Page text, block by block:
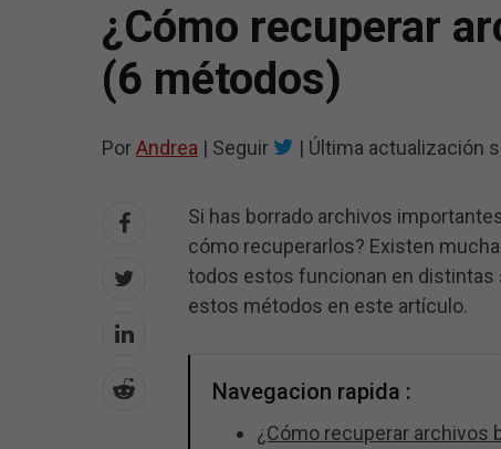
¿Cómo recuperar
(6 métodos)
PorAndrea | Seguir | Última actualización
Si has borrado archivos
cómo recuperarlos? Existen
todos estos funcionan en distintas
estos métodos en este artículo.
Navegacion rapida :
¿Cómo recuperar archivos